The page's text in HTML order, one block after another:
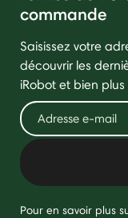
commande
Saisissez votre
découvrir les
iRobot et bien
Pour en savoir plus